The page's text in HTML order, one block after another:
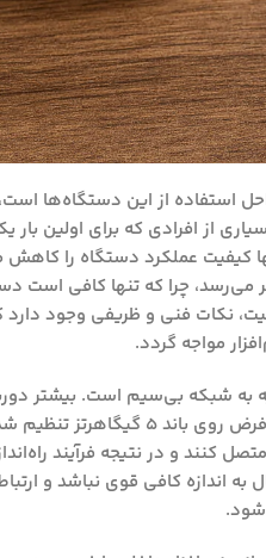
استفاده از این دستگاه‌ها
از افرادی که برای اولین
کیفیت عملکرد دستگاه را
چرا که تنها کافی است
نکات فنی و ظریفی وجود دارد
مواجه گردد.
می‌کنند و این موضوع برای کاربرانی
می‌کنند دوربین را به شبکه ۵ گیگاهرتز متصل
کافی قوی نباشد و
شود.